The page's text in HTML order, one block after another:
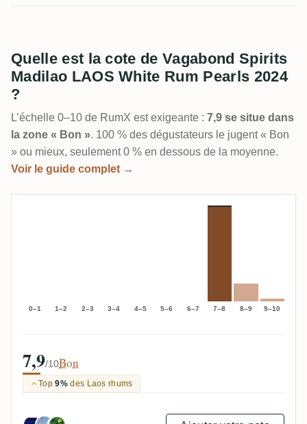
Quelle est la cote de Vagabond Spirits
Madilao LAOS White Rum Pearls 2024
?
L’échelle 0–10 de RumX est exigeante : 7,9 se situe dans
la zone « Bon ». 100 % des dégustateurs le jugent « Bon
» ou mieux, seulement 0 % en dessous de la moyenne.
Voir le guide complet →
0–1 1–2 2–3 3–4 4–5 5–6 6–7 7–8 8–9 9–10
7,9/10Bon
Top9%des Laos rhums